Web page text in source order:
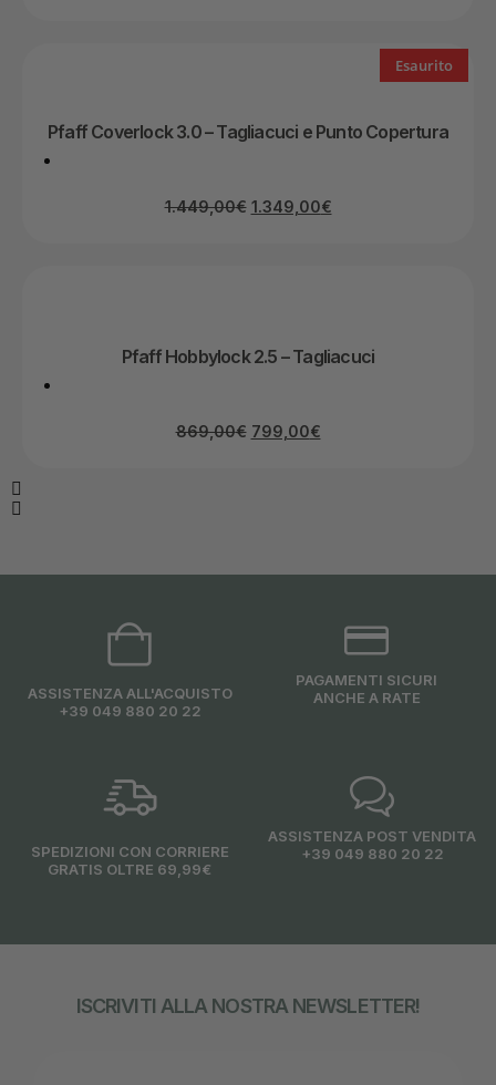
Esaurito
Pfaff Coverlock 3.0 – Tagliacuci e Punto Copertura
1.449,00€ 1.349,00€
Pfaff Hobbylock 2.5 – Tagliacuci
869,00€ 799,00€
ASSISTENZA ALL'ACQUISTO
+39 049 880 20 22
PAGAMENTI SICURI
ANCHE A RATE
SPEDIZIONI CON CORRIERE
GRATIS OLTRE 69,99€
ASSISTENZA POST VENDITA
+39 049 880 20 22
ISCRIVITI ALLA NOSTRA NEWSLETTER!